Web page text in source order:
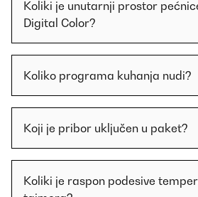
Koliki je unutarnji prostor
Digital Color?
Koliko programa kuhanja nudi?
Koji je pribor uključen u paket?
Koliki je raspon podesive